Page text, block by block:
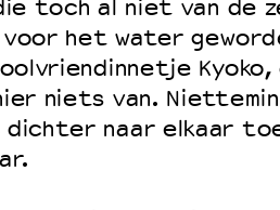
bij
toch al niet van de
voor het water
Kyoko,
niets van.
naar elkaar